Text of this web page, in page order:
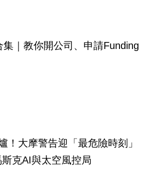
｜教你開公司、申請Funding
！大摩警告迎「最危險時刻」
克AI與太空風控局